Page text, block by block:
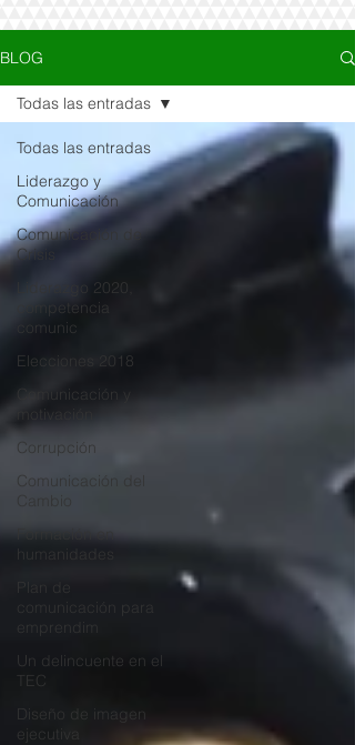
BLOG
Todas las entradas
Liderazgo y
Comunicación
Comunicación de
Crisis
Liderazgo 2020,
competencia
comunic
Elecciones 2018
Comunicación y
motivación
Corrupción
Comunicación del
Formación en
humanidades
Plan de
comunicación para
emprendim
Un delincuente en el
TEC
Diseño de imagen
ejecutiva
Todas las entradas